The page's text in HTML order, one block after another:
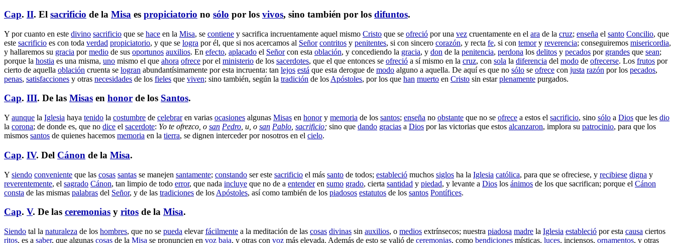
Cap. II. El sacrificio de la Misa es propiciatorio no sólo por los vivos, sino también por los difuntos.
Y por cuanto en este divino sacrificio que se hace en la Misa, se contiene y sacrifica incruentamente aquel mismo Cristo que se ofreció por una vez cruentamente en el ara de la cruz; enseña el santo Concilio, que
este sacrificio es con toda verdad propiciatorio, y que se logra por él, que si nos acercamos al Señor contritos y penitentes, si con sincero corazón, y recta fe, si con temory reverencia; conseguiremos misericordia,
y hallaremos su gracia pormedio de sus oportunos auxilios. En efecto, aplacado el Señorcon esta oblación, y concediendo la gracia, y don de la penitencia, perdona los delitos y pecados por grandes que sean;
porque la hostia es una misma, uno mismo el que ahora ofrece por el ministerio de los sacerdotes, que el que entonces se ofreció a sí mismo en la cruz, con sola la diferencia del modo de ofrecerse. Los frutos por
cierto de aquella oblación cruenta se logran abundantísimamente por esta incruenta: tan lejos está que esta derogue de modo alguno a aquella. De aquí es que no sólo se ofrece con justa razón por los pecados,
penas, satisfacciones y otras necesidades de los fieles que viven; sino también, según la tradición de los Apóstoles, por los que han muerto en Cristo sin estarplenamente purgados.
Cap. III. De las Misas en honor de los Santos.
Y aunque la Iglesia haya tenido la costumbre de celebraren varias ocasiones algunas Misas en honory memoria de los santos; enseña no obstante que no se ofrece a estos el sacrificio, sino sólo a Dios que les dio
la corona; de donde es, que no dice el sacerdote: Yo te ofrezco , o san Pedro , u, o san Pablo sacrificio; sino que dando gracias a Dios por las victorias que estos alcanzaron, implora su patrocinio, para que los
mismos santos de quienes hacemos memoria en la tierra, se dignen intercederpor nosotros en el cielo.
Cap. IV. Del Cánon de la Misa.
Y siendo conveniente que las cosas santas se manejen santamente; constando ser este sacrificio el más santo de todos; estableció muchos siglos ha la Iglesia católica, para que se ofreciese, y recibiese digna y
reverentemente, el sagrado Cánon, tan limpio de todo error, que nada incluye que no de a entenderen sumo grado, cierta santidad y piedad, y levante a Dios los ánimos de los que sacrifican; porque el Cánon
consta de las mismas palabras del Señor, y de las tradiciones de los Apóstoles, así como también de los piadosos estatutos de los santos Pontífices.
Cap. V. De las ceremonias y ritos de la Misa.
Siendo tal la naturaleza de los hombres, que no se pueda elevar fácilmente a la meditación de las cosas divinas sin auxilios, o medios extrínsecos; nuestra piadosa madre la Iglesia estableció por esta causa ciertos
ritos, es a saber, que algunas cosas de la Misa se pronuncien en voz baja, y otras con voz más elevada. Además de esto se valió de ceremonias, como bendiciones místicas, luces, inciensos, ornamentos, y otras